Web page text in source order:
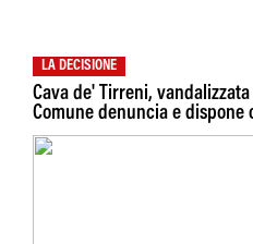
LA DECISIONE
Cava de' Tirreni,
Comune denuncia e